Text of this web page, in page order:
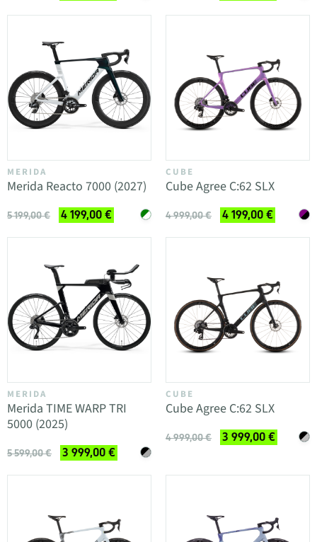
MERIDA
Merida Reacto 7000 (2027)
5 199,00 € 4 199,00 €
CUBE
Cube Agree C:62 SLX
4 999,00 € 4 199,00 €
MERIDA
Merida TIME WARP TRI
5000 (2025)
5 599,00 € 3 999,00 €
CUBE
Cube Agree C:62 SLX
4 999,00 € 3 999,00 €